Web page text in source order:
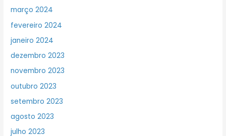
março 2024
fevereiro 2024
janeiro 2024
dezembro 2023
novembro 2023
outubro 2023
setembro 2023
agosto 2023
julho 2023